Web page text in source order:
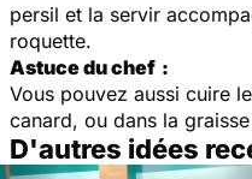
persil et la servir
roquette.
Astuce du chef :
Vous pouvez aussi cuire
canard, ou dans la
D'autres idées